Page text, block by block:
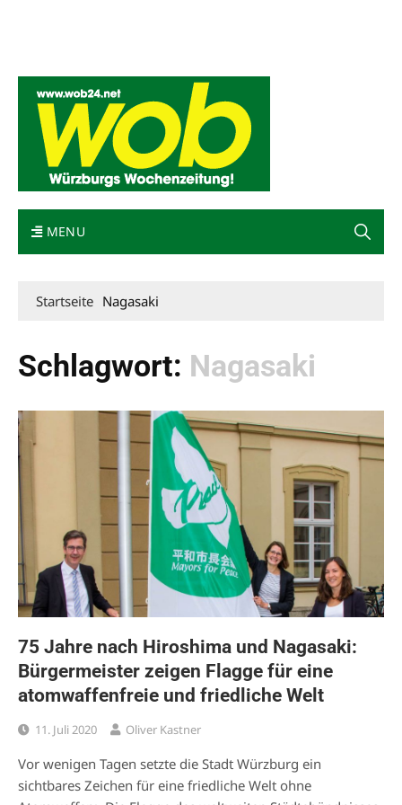
MENU
Startseite Nagasaki
Schlagwort: Nagasaki
75 Jahre nach Hiroshima und Nagasaki:
Bürgermeister zeigen Flagge für eine
atomwaffenfreie und friedliche Welt
11. Juli 2020 Oliver Kastner
Vor wenigen Tagen setzte die Stadt Würzburg ein
sichtbares Zeichen für eine friedliche Welt ohne